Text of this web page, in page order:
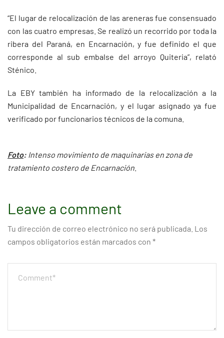
“El lugar de relocalización de las areneras fue consensuado
con las cuatro empresas. Se realizó un recorrido por toda la
ribera del Paraná, en Encarnación, y fue definido el que
corresponde al sub embalse del arroyo Quiteria”, relató
Sténico.
La EBY también ha informado de la relocalización a la
Municipalidad de Encarnación, y el lugar asignado ya fue
verificado por funcionarios técnicos de la comuna.
Foto: Intenso movimiento de maquinarias en zona de
tratamiento costero de Encarnación
Leave a comment
Tu dirección de correo electrónico no será publicada. Los
campos obligatorios están marcados con *